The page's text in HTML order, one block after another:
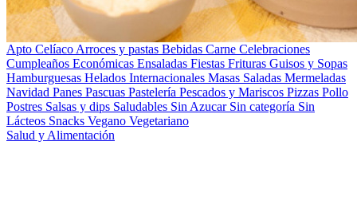
Apto Celíaco Arroces y pastas Bebidas Carne Celebraciones
Cumpleaños Económicas Ensaladas Fiestas Frituras Guisos y Sopas
Hamburguesas Helados Internacionales Masas Saladas Mermeladas
Navidad Panes Pascuas Pastelería Pescados y Mariscos Pizzas Pollo
Postres Salsas y dips Saludables Sin Azucar Sin categoría Sin
Lácteos Snacks Vegano Vegetariano
Salud y Alimentación